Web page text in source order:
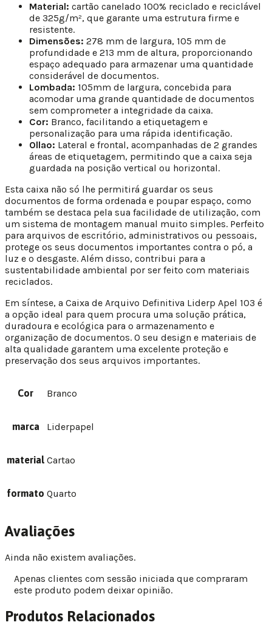
Material: cartão canelado 100% reciclado e reciclável
de 325g/m², que garante uma estrutura firme e
resistente.
Dimensões: 278 mm de largura, 105 mm de
profundidade e 213 mm de altura, proporcionando
espaço adequado para armazenar uma quantidade
considerável de documentos.
Lombada: 105mm de largura, concebida para
acomodar uma grande quantidade de documentos
sem comprometer a integridade da caixa.
Cor: Branco, facilitando a etiquetagem e
personalização para uma rápida identificação.
Ollao: Lateral e frontal, acompanhadas de 2 grandes
áreas de etiquetagem, permitindo que a caixa seja
guardada na posição vertical ou horizontal.
Esta caixa não só lhe permitirá guardar os seus
documentos de forma ordenada e poupar espaço, como
também se destaca pela sua facilidade de utilização, com
um sistema de montagem manual muito simples. Perfeito
para arquivos de escritório, administrativos ou pessoais,
protege os seus documentos importantes contra o pó, a
luz e o desgaste. Além disso, contribui para a
sustentabilidade ambiental por ser feito com materiais
reciclados.
Em síntese, a Caixa de Arquivo Definitiva Liderp Apel 103 é
a opção ideal para quem procura uma solução prática,
duradoura e ecológica para o armazenamento e
organização de documentos. O seu design e materiais de
alta qualidade garantem uma excelente proteção e
preservação dos seus arquivos importantes.
Cor Branco
marca Liderpapel
material Cartao
formato Quarto
Avaliações
Ainda não existem avaliações.
Apenas clientes com sessão iniciada que compraram
este produto podem deixar opinião.
Produtos Relacionados